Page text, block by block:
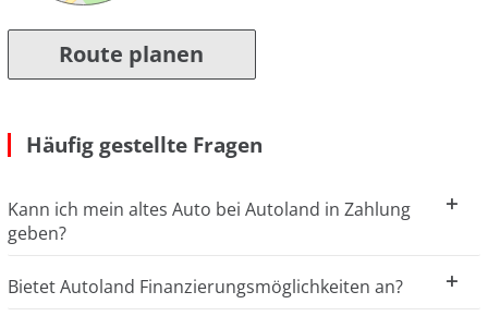
Route planen
Häufig gestellte Fragen
Kann ich mein altes Auto bei Autoland in Zahlung
geben?
Bietet Autoland Finanzierungsmöglichkeiten an?